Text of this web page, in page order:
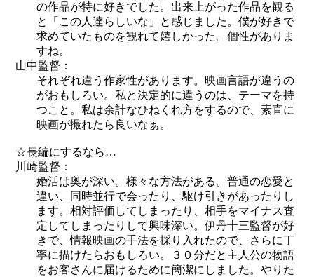
の作品が特に好きでした。出来上がった作品を観る
と「この人達らしいな」と感じました。僕が好きで
求めていたものを観れて嬉しかった。個性がありま
すね。
山中監督：
それぞれ違う作家性があります。映画言語が違うの
がおもしろい。私と決定的に違うのは、テーマを持
つこと。私は余計なひねくれ方をするので、素直に
映画が撮れたら良いなぁ。
☆長編にするなら…
川崎監督：
婚活は奥が深い。様々な方法がある。普通の恋愛と
違い、同時並行で会ったり、駆け引きがあったりし
ます。相対評価してしまったり、相手をマイナス査
定してしまったりして興味深い。伊丹十三監督が好
きで、情報映画の手法を採り入れたので、さらに丁
寧に描けたらおもしろい。３０分だと主人公の物語
をお客さんに届けるために簡潔にしました。やりた